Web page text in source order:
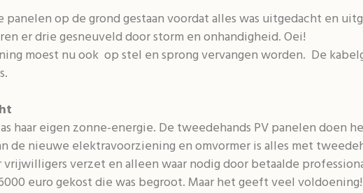
panelen op de grond gestaan voordat alles was uitgedacht en
er drie gesneuveld door storm en onhandigheid. Oei!
moest nu ook op stel en sprong vervangen worden. De
haar eigen zonne-energie. De tweedehands PV panelen doen
de nieuwe elektravoorziening en omvormer is alles met
verzet en alleen waar nodig door betaalde
euro gekost die was begroot. Maar het geeft veel voldoening!